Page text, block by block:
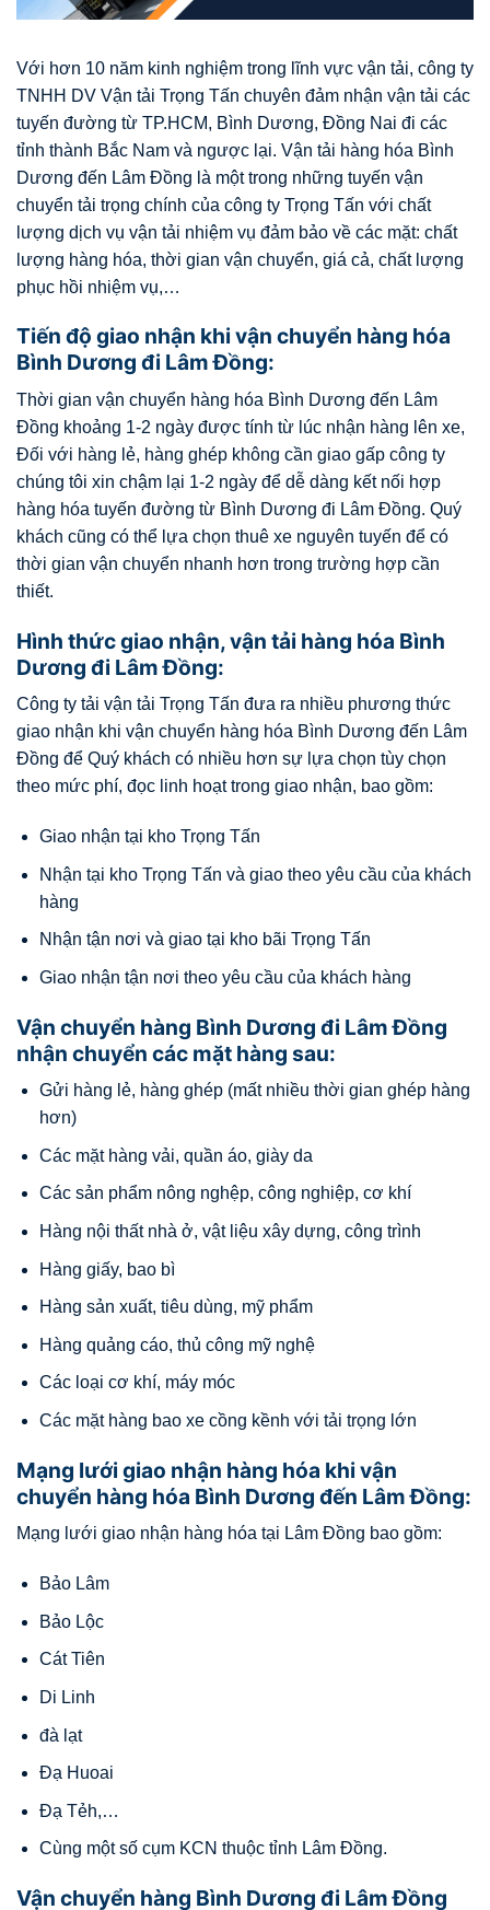
Với hơn 10 năm kinh nghiệm trong lĩnh vực vận tải, công ty
TNHH DV Vận tải Trọng Tấn chuyên đảm nhận vận tải các
tuyến đường từ TP.HCM, Bình Dương, Đồng Nai đi các
tỉnh thành Bắc Nam và ngược lại. Vận tải hàng hóa Bình
Dương đến Lâm Đồng là một trong những tuyến vận
chuyển tải trọng chính của công ty Trọng Tấn với chất
lượng dịch vụ vận tải nhiệm vụ đảm bảo về các mặt: chất
lượng hàng hóa, thời gian vận chuyển, giá cả, chất lượng
phục hồi nhiệm vụ,…
Tiến độ giao nhận khi vận chuyển hàng hóa
Bình Dương đi Lâm Đồng:
Thời gian vận chuyển hàng hóa Bình Dương đến Lâm
Đồng khoảng 1-2 ngày được tính từ lúc nhận hàng lên xe,
Đối với hàng lẻ, hàng ghép không cần giao gấp công ty
chúng tôi xin chậm lại 1-2 ngày để dễ dàng kết nối hợp
hàng hóa tuyến đường từ Bình Dương đi Lâm Đồng. Quý
khách cũng có thể lựa chọn thuê xe nguyên tuyến để có
thời gian vận chuyển nhanh hơn trong trường hợp cần
thiết.
Hình thức giao nhận, vận tải hàng hóa Bình
Dương đi Lâm Đồng:
Công ty tải vận tải Trọng Tấn đưa ra nhiều phương thức
giao nhận khi vận chuyển hàng hóa Bình Dương đến Lâm
Đồng để Quý khách có nhiều hơn sự lựa chọn tùy chọn
theo mức phí, đọc linh hoạt trong giao nhận, bao gồm:
Giao nhận tại kho Trọng Tấn
Nhận tại kho Trọng Tấn và giao theo yêu cầu của khách
hàng
Nhận tận nơi và giao tại kho bãi Trọng Tấn
Giao nhận tận nơi theo yêu cầu của khách hàng
Vận chuyển hàng Bình Dương đi Lâm Đồng
nhận chuyển các mặt hàng sau:
Gửi hàng lẻ, hàng ghép (mất nhiều thời gian ghép hàng
hơn)
Các mặt hàng vải, quần áo, giày da
Các sản phẩm nông nghệp, công nghiệp, cơ khí
Hàng nội thất nhà ở, vật liệu xây dựng, công trình
Hàng giấy, bao bì
Hàng sản xuất, tiêu dùng, mỹ phẩm
Hàng quảng cáo, thủ công mỹ nghệ
Các loại cơ khí, máy móc
Các mặt hàng bao xe cồng kềnh với tải trọng lớn
Mạng lưới giao nhận hàng hóa khi vận
chuyển hàng hóa Bình Dương đến Lâm Đồng:
Mạng lưới giao nhận hàng hóa tại Lâm Đồng bao gồm:
Bảo Lâm
Bảo Lộc
Cát Tiên
Di Linh
đà lạt
Đạ Huoai
Đạ Tẻh,…
Cùng một số cụm KCN thuộc tỉnh Lâm Đồng.
Vận chuyển hàng Bình Dương đi Lâm Đồng